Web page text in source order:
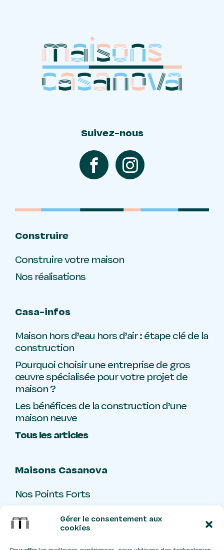
Gérer le consentement aux
cookies
Suivez-nous
Construire
Construire votre maison
Nos réalisations
Casa-infos
Maison hors d’eau hors d’air : étape clé de la
construction
Pourquoi choisir une entreprise de gros
œuvre spécialisée pour votre projet de
maison ?
Les bénéfices de la construction d’une
maison neuve
Tous les articles
Maisons Casanova
Nos Points Forts
Contact